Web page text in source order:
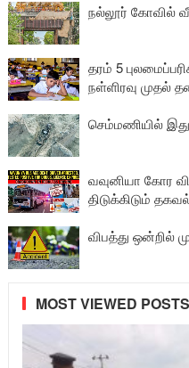
நல்லூர் கோவில்
தரம் 5
நள்ளிரவு முதல்
செம்மணியில்
வவுனியா கோர
திடுக்கிடும்
விபத்து ஒன்றில்
MOST VIEWED POSTS